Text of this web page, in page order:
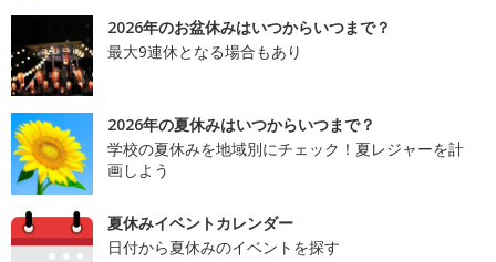
2026年のお盆休みはいつからいつまで？
最大9連休となる場合もあり
2026年の夏休みはいつからいつまで？
学校の夏休みを地域別にチェック！夏レジャーを計
画しよう
夏休みイベントカレンダー
日付から夏休みのイベントを探す